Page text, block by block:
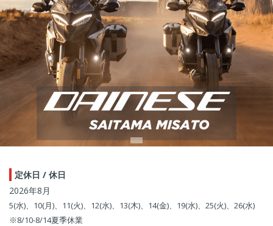
定休日 / 休日
2026年8月
5(水)、10(月)、11(火)、12(水)、13(木)、14(金)、19(水)、25(火)、26(水)
※8/10-8/14夏季休業